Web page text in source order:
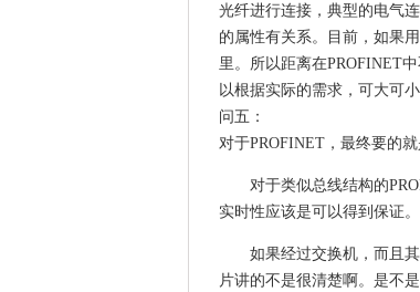
光纤进行连接，典型的电气
的属性有关系。目前，如果
里。所以距离在PROFINET
以根据实际的需求，可大可小
问五：
对于PROFINET，最终要的
对于类似总线结构的
实时性应该是可以得到保证。
如果经过交换机，而且
片讲的不是很清楚啊。是不